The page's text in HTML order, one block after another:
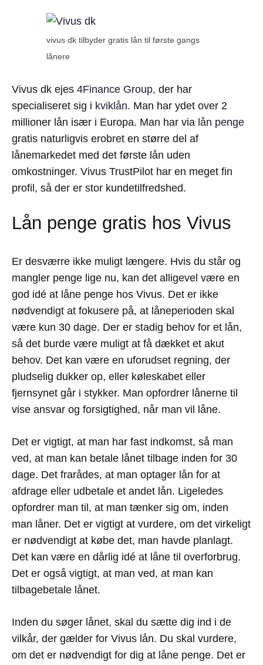
vivus dk tilbyder gratis lån til første gangs
lånere
Vivus dk ejes 4Finance Group, der har
specialiseret sig i kviklån. Man har ydet over 2
millioner lån især i Europa. Man har via lån penge
gratis naturligvis erobret en større del af
lånemarkedet med det første lån uden
omkostninger. Vivus TrustPilot har en meget fin
profil, så der er stor kundetilfredshed.
Lån penge gratis hos Vivus
Er desværre ikke muligt længere. Hvis du står og
mangler penge lige nu, kan det alligevel være en
god idé at låne penge hos Vivus. Det er ikke
nødvendigt at fokusere på, at låneperioden skal
være kun 30 dage. Der er stadig behov for et lån,
så det burde være muligt at få dækket et akut
behov. Det kan være en uforudset regning, der
pludselig dukker op, eller køleskabet eller
fjernsynet går i stykker. Man opfordrer lånerne til
vise ansvar og forsigtighed, når man vil låne.
Det er vigtigt, at man har fast indkomst, så man
ved, at man kan betale lånet tilbage inden for 30
dage. Det frarådes, at man optager lån for at
afdrage eller udbetale et andet lån. Ligeledes
opfordrer man til, at man tænker sig om, inden
man låner. Det er vigtigt at vurdere, om det virkeligt
er nødvendigt at købe det, man havde planlagt.
Det kan være en dårlig idé at låne til overforbrug.
Det er også vigtigt, at man ved, at man kan
tilbagebetale lånet.
Inden du søger lånet, skal du sætte dig ind i de
vilkår, der gælder for Vivus lån. Du skal vurdere,
om det er nødvendigt for dig at låne penge. Det er